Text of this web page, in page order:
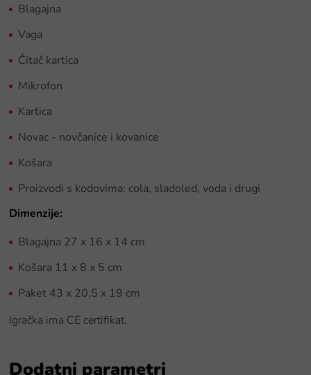
Blagajna
Vaga
Čitač kartica
Mikrofon
Kartica
Novac - novčanice i kovanice
Košara
Proizvodi s kodovima: cola, sladoled, voda i drugi
Dimenzije:
Blagajna 27 x 16 x 14 cm
Košara 11 x 8 x 5 cm
Paket 43 x 20,5 x 19 cm
Igračka ima CE certifikat.
Dodatni parametri